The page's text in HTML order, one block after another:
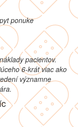
ponuke
pacientov.
6-krát viac ako
významne